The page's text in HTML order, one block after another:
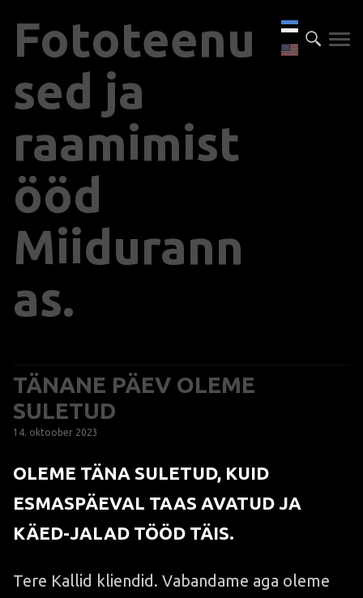
Fototeenu
sed ja
raamimist
ööd
Miidurann
as.
TÄNANE PÄEV OLEME
SULETUD
14. oktoober 2023
OLEME TÄNA SULETUD, KUID
ESMASPÄEVAL TAAS AVATUD JA
KÄED-JALAD TÖÖD TÄIS.
Tere Kallid kliendid. Vabandame aga oleme